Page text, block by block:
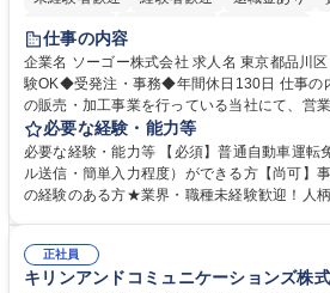
交通費支給
仕事の内容
企業名 ソーゴー株式会社 求人名 東京都品川区【営業アシスタント】未経
験OK◆受発注・事務◆年間休日130日 仕事の内容 樹脂板や建築資材など
の販売・加工事業を行っている当社にて、営
いたします。注文対応やWebデータの出力、
か、電話・メール対応等の事務業務を担当します。 ■受注・発注業
Xによる注文対応、Web発注データのプリン
社への発注および加工依頼等 ■納品書・請求
随する事務全般 ※高度なPCスキルは不要で
当社の指定する業務 募集職種 東京都品川区【営業アシスタント】未経験O
K◆受発注・事務◆年間休日130日
必要な経験・能力等
必要な経験・能力等 【必須】普通自動車運転
ル送信・簡単入力程度）ができる方【尚可】
の経験のある方★業界・職種未経験歓迎！人
社員が多数在籍しています。 【求める人物
変化に臨機応変かつ柔軟に対応できる方、約
れる方を求めています。高度なPCスキルや関
正社員
キリンアンドコミュニケーションズ株